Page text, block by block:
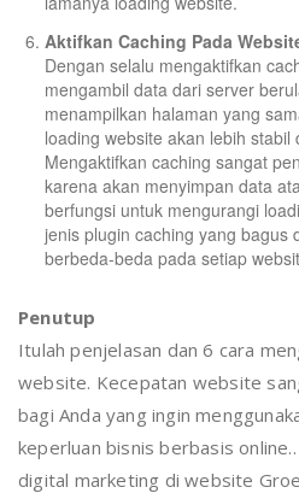
Aktifkan Caching Pada
Dengan selalu mengaktifkan
mengambil data dari server
menampilkan halaman yang
loading website akan lebih stabil
Mengaktifkan caching sangat
karena akan menyimpan data
berfungsi untuk mengurangi
jenis plugin caching yang bagus
berbeda-beda pada setiap
Penutup
Itulah penjelasan dan 6 cara
website. Kecepatan website
bagi Anda yang ingin
keperluan bisnis berbasis
digital marketing di website